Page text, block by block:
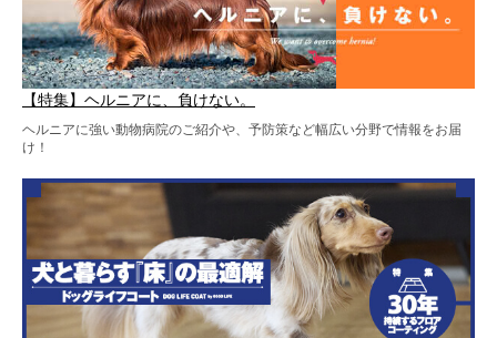
【特集】ヘルニアに、負けない。
ヘルニアに強い動物病院のご紹介や、予防策など幅広い分野で情報をお届
け！